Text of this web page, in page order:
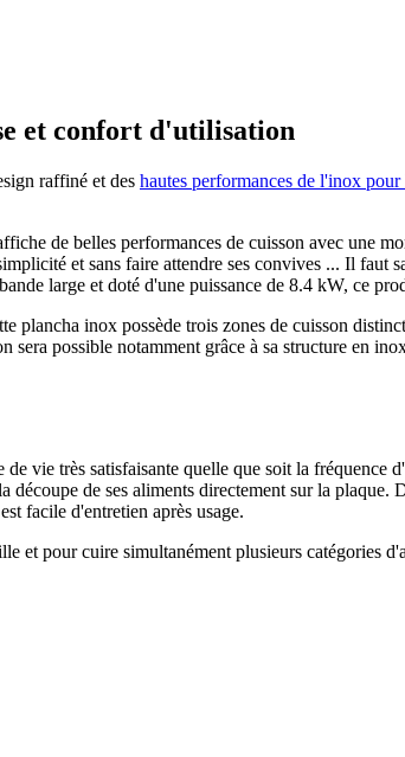
et confort d'utilisation
raffiné et des hautes performances de l'inox pour
de belles performances de cuisson avec une
et sans faire attendre ses convives ... Il faut
large et doté d'une puissance de 8.4 kW, ce
inox possède trois zones de cuisson
possible notamment grâce à sa structure en
vie très satisfaisante quelle que soit la
de ses aliments directement sur la
facile d'entretien après usage.
et pour cuire simultanément plusieurs catégories